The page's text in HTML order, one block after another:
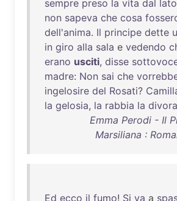
sempre preso la vita dal lato
non sapeva che cosa
dell'anima. Il principe dette
in giro alla sala e vedendo
erano usciti, disse
madre: Non sai che
ingelosire del Rosati?
la gelosia, la rabbia la
Emma Perodi - Il
Marsiliana :
Ed ecco il fumo! Si va a